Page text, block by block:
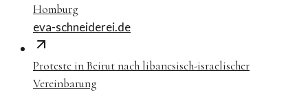
Homburg
eva-schneiderei.de
Proteste in Beirut nach libanesisch-israelischer
Vereinbarung